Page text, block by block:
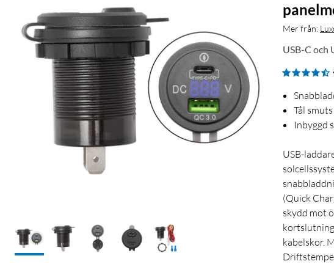
Mer från:
USB-C och
Tål
Inbyggd
USB-
(Quick
skydd mot
kabelskor.